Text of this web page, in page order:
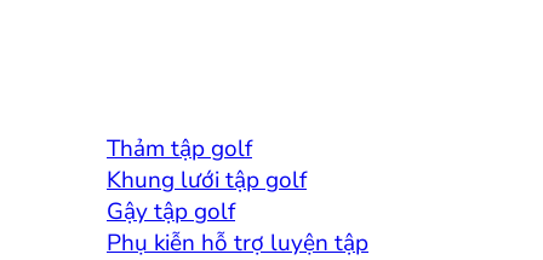
Thảm tập golf
Khung lưới tập golf
Gậy tập golf
Phụ kiễn hỗ trợ luyện tập